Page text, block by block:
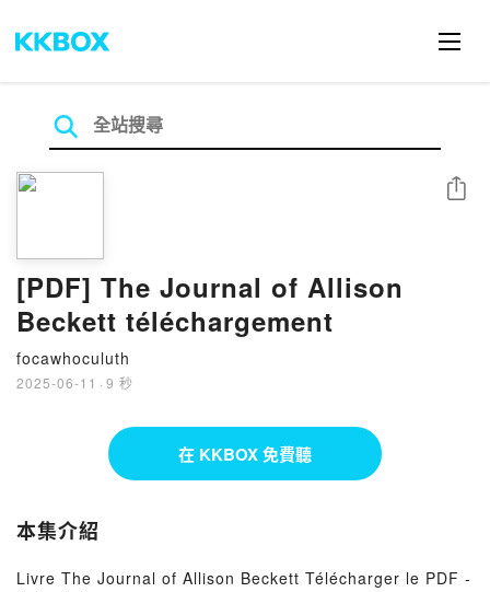
[PDF] The Journal of Allison
Beckett téléchargement
focawhoculuth
2025-06-11 · 9 秒
分享
在 KKBOX 免費聽
本集介紹
Livre The Journal of Allison Beckett Télécharger le PDF -